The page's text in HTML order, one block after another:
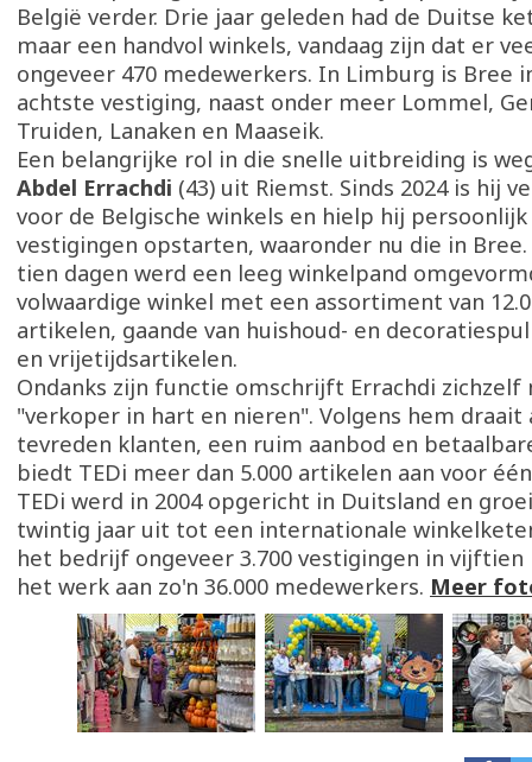
België verder. Drie jaar geleden had de Duitse
maar een handvol winkels, vandaag zijn dat er
ongeveer 470 medewerkers. In Limburg is Bree
achtste vestiging, naast onder meer Lommel,
Truiden, Lanaken en Maaseik.
Een belangrijke rol in die snelle uitbreiding is
Abdel Errachdi (43) uit Riemst. Sinds 2024 is hij
voor de Belgische winkels en hielp hij persoonlijk
vestigingen opstarten, waaronder nu die in
tien dagen werd een leeg winkelpand
volwaardige winkel met een assortiment van
artikelen, gaande van huishoud- en
en vrijetijdsartikelen.
Ondanks zijn functie omschrijft Errachdi zichzelf
"verkoper in hart en nieren". Volgens hem draait
tevreden klanten, een ruim aanbod en
biedt TEDi meer dan 5.000 artikelen aan voor
TEDi werd in 2004 opgericht in Duitsland en
twintig jaar uit tot een internationale
het bedrijf ongeveer 3.700 vestigingen in
het werk aan zo'n 36.000 medewerkers. Meer